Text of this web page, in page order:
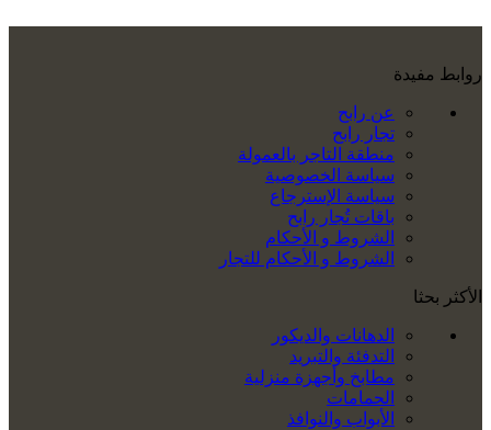
روابط مفيدة
عن رابح
تجار رابح
منطقة التاجر بالعمولة
سياسة الخصوصية
سياسة الإسترجاع
باقات تُجار رابح
الشروط و الأحكام
الشروط و الأحكام للتجار
الأكثر بحثا
الدهانات والديكور
التدفئة والتبريد
مطابخ وأجهزة منزلية
الحمامات
الأبواب والنوافذ